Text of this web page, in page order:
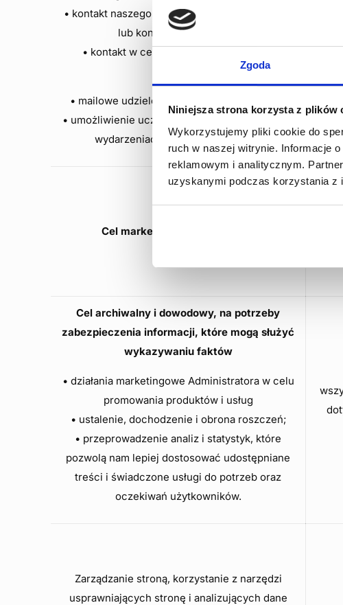
Zgoda
Niniejsza strona korzysta z plików
Wykorzystujemy pliki cookie do
ruch w naszej witrynie. Informacje
reklamowym i analitycznym.
uzyskanymi podczas korzystania z
• kontakt naszego konsultanta przez AnyDesk ,
lub kontakt telefoniczny;
• kontakt w celu umówienia prezentacji
• mailowe udzielenie odpowiedzi na pytania;
• umożliwienie uczestnictwa w konferencjach i
wydarzeniach, które organizujemy
Cel marketingowy
Cel archiwalny i dowodowy, na potrzeby
zabezpieczenia informacji, które mogą służyć
wykazywaniu faktów
• działania marketingowe Administratora w celu
promowania produktów i usług
• ustalenie, dochodzenie i obrona roszczeń;
• przeprowadzenie analiz i statystyk, które
pozwolą nam lepiej dostosować udostępniane
treści i świadczone usługi do potrzeb oraz
oczekiwań użytkowników.
Zarządzanie stroną, korzystanie z narzędzi
usprawniających stronę i analizujących dane